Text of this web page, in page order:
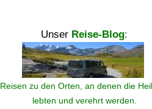
Unser Reise-Blog:
Reisen zu den Orten, an denen die
lebten und verehrt werden.